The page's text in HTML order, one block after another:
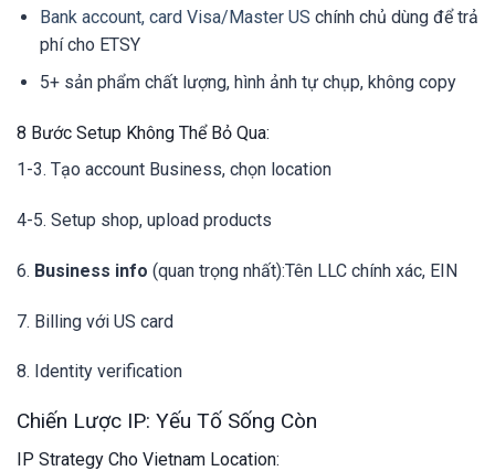
Bank account, card Visa/Master US chính chủ dùng để trả
phí cho ETSY
5+ sản phẩm chất lượng, hình ảnh tự chụp, không copy
8 Bước Setup Không Thể Bỏ Qua:
1-3. Tạo account Business, chọn location
4-5. Setup shop, upload products
6. Business info (quan trọng nhất):Tên LLC chính xác, EIN
7. Billing với US card
8. Identity verification
Chiến Lược IP: Yếu Tố Sống Còn
IP Strategy Cho Vietnam Location: